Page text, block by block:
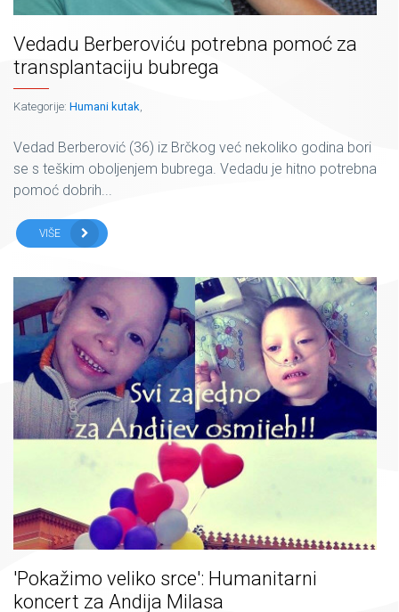
Vedadu Berberoviću potrebna pomoć za
transplantaciju bubrega
Kategorije: Humani kutak,
Vedad Berberović (36) iz Brčkog već nekoliko godina bori
se s teškim oboljenjem bubrega. Vedadu je hitno potrebna
pomoć dobrih...
VIŠE
'Pokažimo veliko srce': Humanitarni
koncert za Andija Milasa